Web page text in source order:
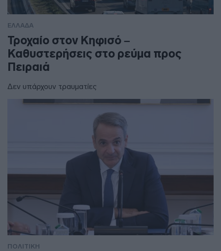
ΕΛΛΑΔΑ
Τροχαίο στον Κηφισό –
Καθυστερήσεις στο ρεύμα προς
Πειραιά
Δεν υπάρχουν τραυματίες
ΠΟΛΙΤΙΚΗ